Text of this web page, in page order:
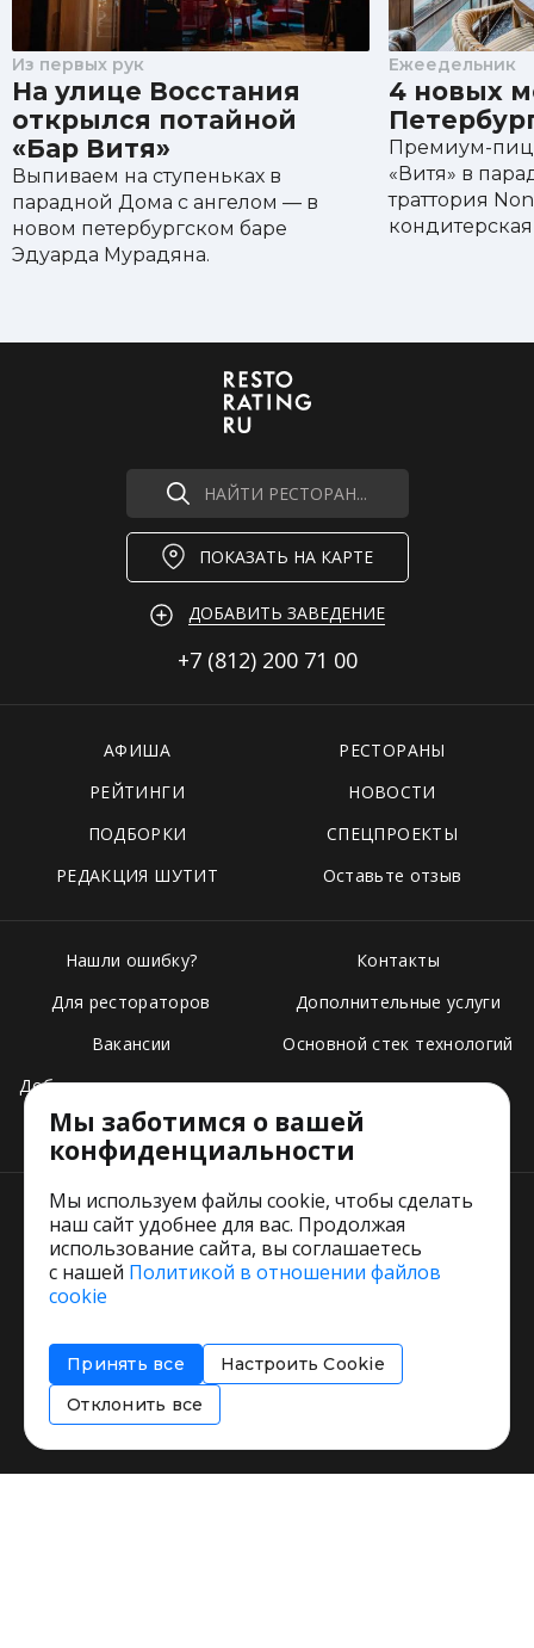
Из первых рук
На улице Восстания
открылся потайной
«Бар Витя»
Выпиваем на ступеньках в
парадной Дома с ангелом — в
новом петербургском баре
Эдуарда Мурадяна.
Ежеедельник
4 новых
Премиум-
«Витя» в
траттория
кондитерская
НАЙТИ РЕСТОРАН...
ПОКАЗАТЬ НА КАРТЕ
ДОБАВИТЬ ЗАВЕДЕНИЕ
+7 (812) 200 71 00
АФИША
РЕСТОРАНЫ
РЕЙТИНГИ
НОВОСТИ
ПОДБОРКИ
СПЕЦПРОЕКТЫ
РЕДАКЦИЯ ШУТИТ
Оставьте отзыв
Нашли ошибку?
Для рестораторов
Вакансии
Добавить свое заведение
Тарифы
Контакты
Дополнительные услуги
Основной стек технологий
Пользовательское соглашение
Соглашение об информировании
Политика использования cookies
Мы заботимся о вашей
конфиденциальности
Мы используем файлы cookie, чтобы сделать
наш сайт удобнее для вас. Продолжая
использование сайта, вы соглашаетесь
с нашей Политикой в отношении файлов
cookie
Принять все
Настроить Cookie
Отклонить все